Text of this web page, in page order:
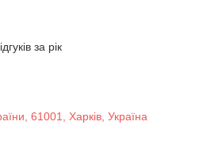
за рік
61001, Харків, Україна